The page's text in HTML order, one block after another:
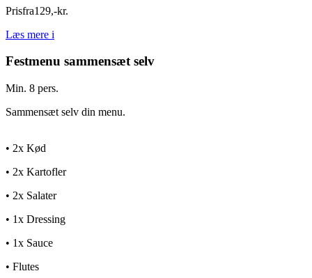
Prisfra129,-kr.
Læs mere i
Festmenu sammensæt selv
Min. 8 pers.
Sammensæt selv din menu.
• 2x Kød
• 2x Kartofler
• 2x Salater
• 1x Dressing
• 1x Sauce
• Flutes